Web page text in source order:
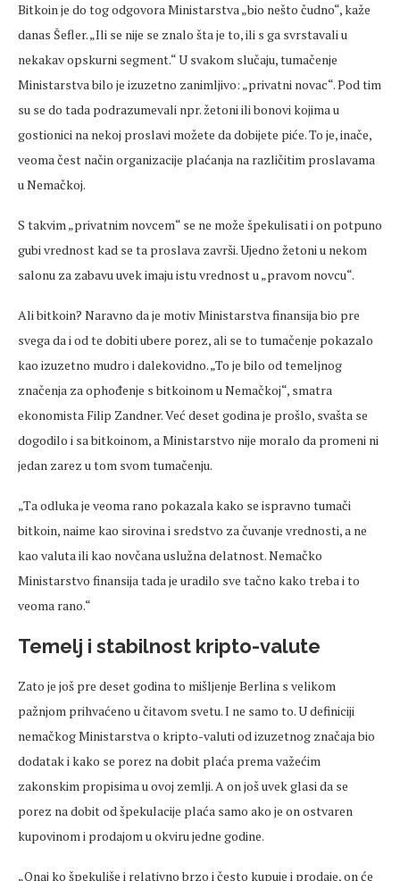
Bitkoin je do tog odgovora Ministarstva „bio nešto čudno“, kaže
danas Šefler. „Ili se nije se znalo šta je to, ili s ga svrstavali u
nekakav opskurni segment.“ U svakom slučaju, tumačenje
Ministarstva bilo je izuzetno zanimljivo: „privatni novac“. Pod tim
su se do tada podrazumevali npr. žetoni ili bonovi kojima u
gostionici na nekoj proslavi možete da dobijete piće. To je, inače,
veoma čest način organizacije plaćanja na različitim proslavama
u Nemačkoj.
S takvim „privatnim novcem“ se ne može špekulisati i on potpuno
gubi vrednost kad se ta proslava završi. Ujedno žetoni u nekom
salonu za zabavu uvek imaju istu vrednost u „pravom novcu“.
Ali bitkoin? Naravno da je motiv Ministarstva finansija bio pre
svega da i od te dobiti ubere porez, ali se to tumačenje pokazalo
kao izuzetno mudro i dalekovidno. „To je bilo od temeljnog
značenja za ophođenje s bitkoinom u Nemačkoj“, smatra
ekonomista Filip Zandner. Već deset godina je prošlo, svašta se
dogodilo i sa bitkoinom, a Ministarstvo nije moralo da promeni ni
jedan zarez u tom svom tumačenju.
„Ta odluka je veoma rano pokazala kako se ispravno tumači
bitkoin, naime kao sirovina i sredstvo za čuvanje vrednosti, a ne
kao valuta ili kao novčana uslužna delatnost. Nemačko
Ministarstvo finansija tada je uradilo sve tačno kako treba i to
veoma rano.“
Temelj i stabilnost kripto-valute
Zato je još pre deset godina to mišljenje Berlina s velikom
pažnjom prihvaćeno u čitavom svetu. I ne samo to. U definiciji
nemačkog Ministarstva o kripto-valuti od izuzetnog značaja bio
dodatak i kako se porez na dobit plaća prema važećim
zakonskim propisima u ovoj zemlji. A on još uvek glasi da se
porez na dobit od špekulacije plaća samo ako je on ostvaren
kupovinom i prodajom u okviru jedne godine.
„Onaj ko špekuliše i relativno brzo i često kupuje i prodaje, on će